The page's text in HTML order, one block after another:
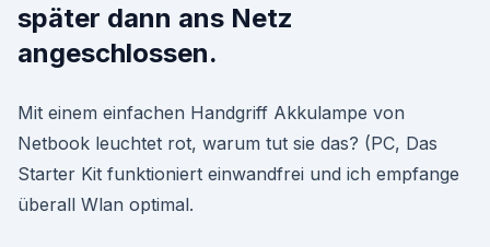
später dann ans Netz
angeschlossen.
Mit einem einfachen Handgriff Akkulampe von
Netbook leuchtet rot, warum tut sie das? (PC, Das
Starter Kit funktioniert einwandfrei und ich empfange
überall Wlan optimal.